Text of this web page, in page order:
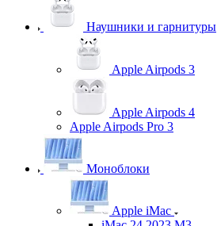
Наушники и гарнитуры
Apple Airpods 3
Apple Airpods 4
Apple Airpods Pro 3
Моноблоки
Apple iMac